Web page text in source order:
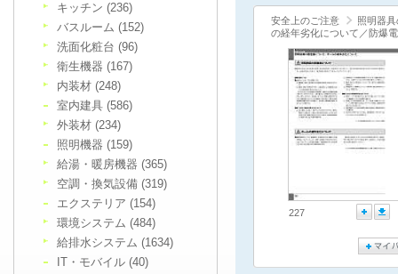
安全上のご注意
照明器
の経年劣化について／防爆
227
キッチン (236)
バスルーム (152)
洗面化粧台 (96)
衛生機器 (167)
内装材 (248)
室内建具 (586)
外装材 (234)
照明機器 (159)
給湯・暖房機器 (365)
空調・換気設備 (319)
エクステリア (154)
環境システム (484)
給排水システム (1634)
IT・モバイル (40)